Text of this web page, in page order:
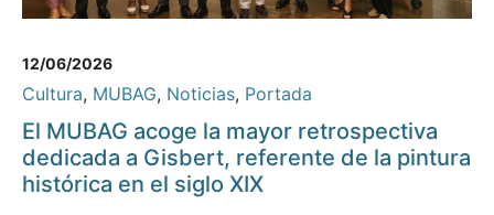
12/06/2026
Cultura, MUBAG, Noticias, Portada
El MUBAG acoge la mayor retrospectiva
dedicada a Gisbert, referente de la pintura
histórica en el siglo XIX